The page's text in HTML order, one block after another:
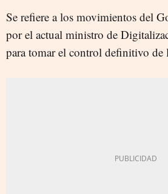
Se refiere a los movimientos del
por el actual ministro de
para tomar el control definitivo de